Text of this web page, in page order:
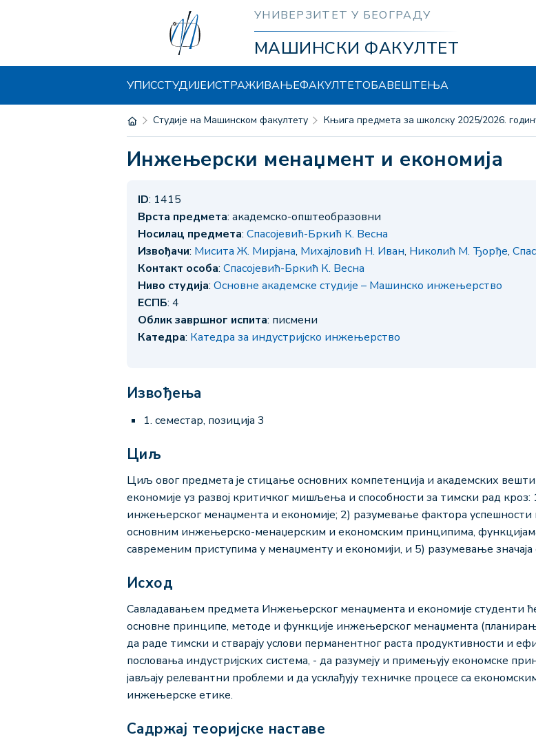
УНИВЕРЗИТЕТ У БЕОГРАДУ
МАШИНСКИ ФАКУЛТЕТ
УПИССТУДИЈЕИСТРАЖИВАЊЕФАКУЛТЕТОБАВЕШТЕЊА
Студије на Машинском факултету Књига предмета за школску 2025/2026.
Инжењерски менаџмент и економија
ID: 1415
Врста предмета: академско-општеобразовни
Носилац предмета: Спасојевић-Бркић К. Весна
Извођачи: Мисита Ж. Мирјана, Михајловић Н. Иван, Николић М. Ђорђе,
Контакт особа: Спасојевић-Бркић К. Весна
Ниво студија: Основне академске студије – Машинско инжењерство
ЕСПБ: 4
Облик завршног испита: писмени
Катедра: Катедра за индустријско инжењерство
Извођења
1. семестар, позиција 3
Циљ
Циљ овог предмета је стицање основних компетенција и академских
економије уз развој критичког мишљења и способности за тимски рад
инжењерског менаџмента и економије; 2) разумевање фактора успешности
основним инжењерско-менаџерским и економским принципима,
савременим приступима у менаџменту и економији, и 5) разумевање
Исход
Савладавањем предмета Инжењерског менаџмента и економије студенти
основне принципе, методе и функције инжењерског менаџмента
да раде тимски и стварају услови перманентног раста продуктивности и
пословања индустријских система, - да разумеју и примењују економске
јављају релевантни проблеми и да усклађују техничке процесе са
инжењерске етике.
Садржај теоријске наставе